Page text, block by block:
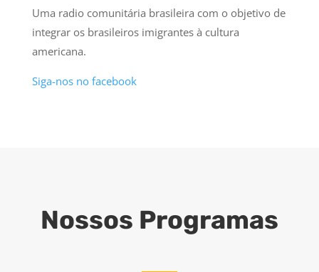
Uma radio comunitária brasileira com o objetivo de
integrar os brasileiros imigrantes à cultura
americana.
Siga-nos no facebook
Nossos Programas